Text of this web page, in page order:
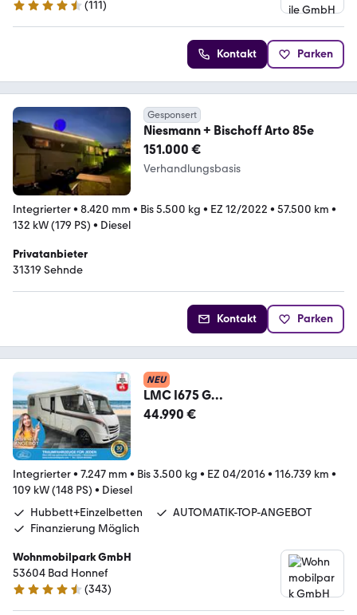
4.6 Sterne (111)
Kontakt Parken
Gesponsert
Niesmann + Bischoff Arto 85e
151.000 €
Verhandlungsbasis
Integrierter• 8.420 mm • Bis 5.500 kg • EZ 12/2022 • 57.500 km •
132 kW (179 PS) • Diesel
Privatanbieter
31319 Sehnde
Kontakt Parken
NEU
LMC I675 G
Sportline/Eunzelbetten+Hubbett/
44.990 €
Integrierter• 7.247 mm • Bis 3.500 kg • EZ 04/2016• 116.739 km •
109 kW (148 PS) • Diesel
Hubbett+Einzelbetten
AUTOMATIK-TOP-ANGEBOT
Finanzierung Möglich
Wohnmobilpark GmbH
53604 Bad Honnef
4.3 Sterne
(343)